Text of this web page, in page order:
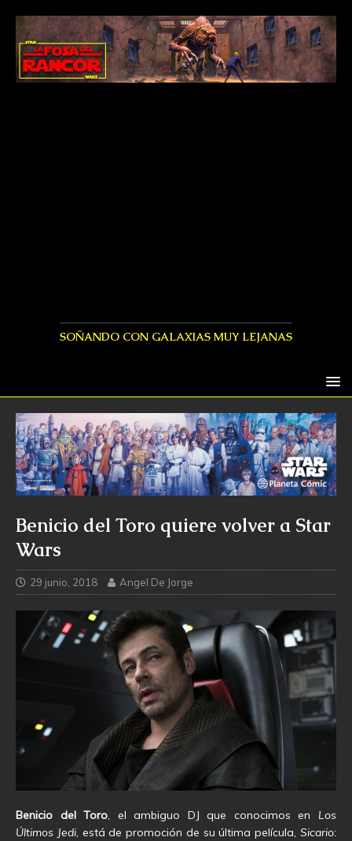
SOÑANDO CON GALAXIAS MUY LEJANAS
Benicio del Toro quiere volver a Star
Wars
29 junio, 2018 Angel De Jorge
Benicio del Toro, el ambiguo DJ que conocimos en Los
Últimos Jedi, está de promoción de su última película,Sicario: